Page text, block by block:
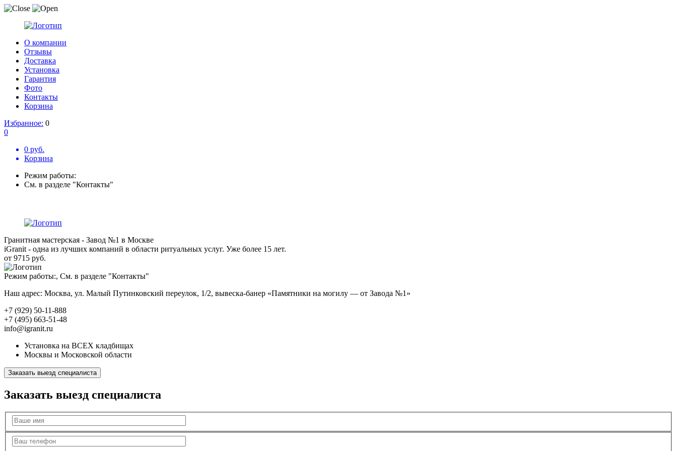
О компании
Отзывы
Доставка
Установка
Гарантия
Фото
Контакты
Корзина
Избранное: 0
0
0 руб.
Корзина
Режим работы:
См. в разделе "Контакты"
Гранитная мастерская - Завод №1 в Москве
iGranit - одна из лучших компаний в области ритуальных услуг. Уже более 15 лет.
от 9715 руб.
Режим работы:, См. в разделе "Контакты"
Наш адрес: Москва, ул. Малый Путинковский переулок, 1/2, вывеска-банер «Памятники на могилу — от Завода №1»
+7 (929) 50-11-888
+7 (495) 663-51-48
info@igranit.ru
Установка на ВСЕХ кладбищах
Москвы и Московской области
Заказать выезд специалиста
Заказать выезд специалиста